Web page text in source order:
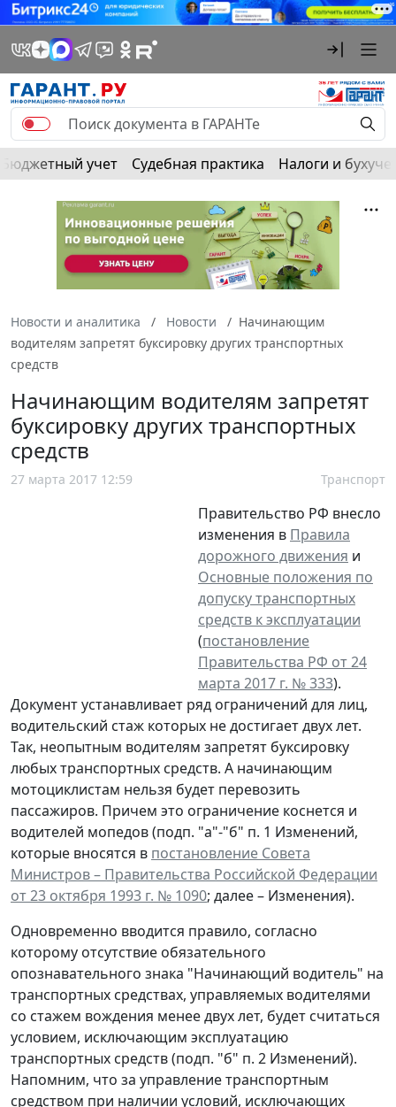
Бюджетный учет Судебная практика Налоги и
Новости и аналитика Новости
Начинающим
водителям запретят буксировку других транспортных
средств
Начинающим водителям запретят
буксировку других транспортных
средств
27 марта 2017 12:59 Транспорт
Правительство РФ внесло
изменения в Правила
дорожного движения и
Основные положения по
допуску транспортных
средств к эксплуатации
(постановление
Правительства РФ от 24
марта 2017 г. № 333).
Документ устанавливает ряд ограничений для лиц,
водительский стаж которых не достигает двух лет.
Так, неопытным водителям запретят буксировку
любых транспортных средств. А начинающим
мотоциклистам нельзя будет перевозить
пассажиров. Причем это ограничение коснется и
водителей мопедов (подп. "а"-"б" п. 1 Изменений,
которые вносятся в постановление Совета
Министров – Правительства Российской Федерации
от 23 октября 1993 г. № 1090; далее – Изменения).
Одновременно вводится правило, согласно
которому отсутствие обязательного
опознавательного знака "Начинающий водитель" на
транспортных средствах, управляемых водителями
со стажем вождения менее двух лет, будет считаться
условием, исключающим эксплуатацию
транспортных средств (подп. "б" п. 2 Изменений).
Напомним, что за управление транспортным
средством при наличии условий, исключающих